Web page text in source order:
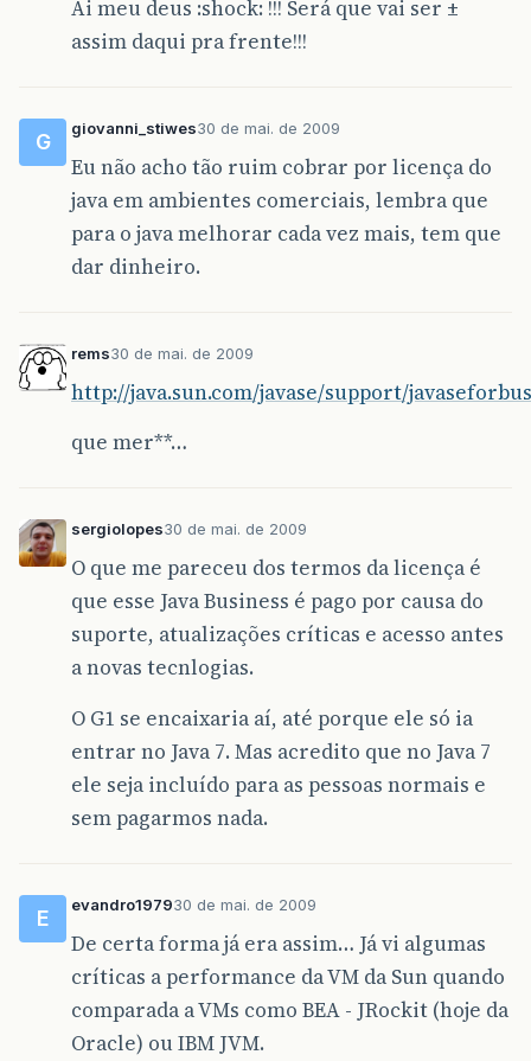
Ai meu deus :shock: !!! Será que vai ser ±
assim daqui pra frente!!!
G
giovanni_stiwes30 de mai. de 2009
Eu não acho tão ruim cobrar por licença do
java em ambientes comerciais, lembra que
para o java melhorar cada vez mais, tem que
dar dinheiro.
rems30 de mai. de 2009
http://java.sun.com/javase/support/
que mer**…
sergiolopes30 de mai. de 2009
O que me pareceu dos termos da licença é
que esse Java Business é pago por causa do
suporte, atualizações críticas e acesso antes
a novas tecnlogias.
O G1 se encaixaria aí, até porque ele só ia
entrar no Java 7. Mas acredito que no Java 7
ele seja incluído para as pessoas normais e
sem pagarmos nada.
E
evandro197930 de mai. de 2009
De certa forma já era assim… Já vi algumas
críticas a performance da VM da Sun quando
comparada a VMs como BEA - JRockit (hoje da
Oracle) ou IBM JVM.